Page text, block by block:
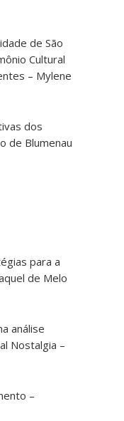
de São
Cultural
– Mylene
dos
de Blumenau
para a
de Melo
análise
Nostalgia –
–